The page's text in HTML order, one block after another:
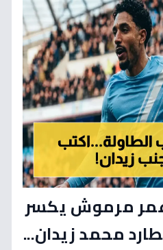
عمر مرموش يكسر
محمد زيدان...